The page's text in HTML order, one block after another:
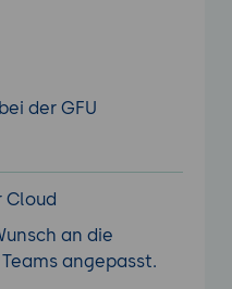
der GFU
Cloud
an die
angepasst.